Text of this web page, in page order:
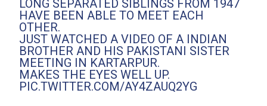
LONG SEPARATED SIBLINGS FROM 1947
HAVE BEEN ABLE TO MEET EACH
OTHER.
JUST WATCHED A VIDEO OF A INDIAN
BROTHER AND HIS PAKISTANI SISTER
MEETING IN KARTARPUR.
MAKES THE EYES WELL UP.
PIC.TWITTER.COM/AY4ZAUQ2YG